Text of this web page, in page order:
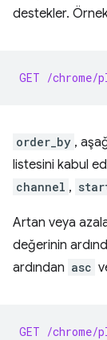
destekler.
GET /
order_by ,
listesini kabul
channel ,
Artan veya
değerinin
ardından asc
GET /